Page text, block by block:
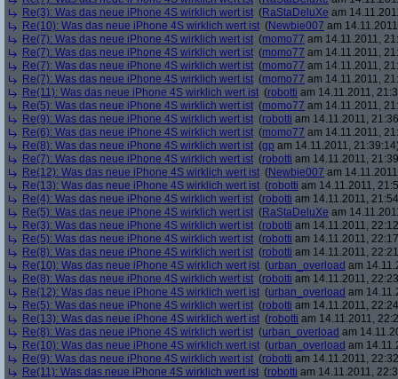
Re(3): Was das neue iPhone 4S wirklich wert ist (RaStaDeluXe am
Re(10): Was das neue iPhone 4S wirklich wert ist (Newbie007 am
Re(7): Was das neue iPhone 4S wirklich wert ist (momo77 am 14.11.2011,
Re(7): Was das neue iPhone 4S wirklich wert ist (momo77 am 14.11.2011,
Re(7): Was das neue iPhone 4S wirklich wert ist (momo77 am 14.11.2011,
Re(7): Was das neue iPhone 4S wirklich wert ist (momo77 am 14.11.2011,
Re(11): Was das neue iPhone 4S wirklich wert ist (robotti am 14.11.2011,
Re(5): Was das neue iPhone 4S wirklich wert ist (momo77 am 14.11.2011,
Re(9): Was das neue iPhone 4S wirklich wert ist (robotti am 14.11.2011,
Re(6): Was das neue iPhone 4S wirklich wert ist (momo77 am 14.11.2011,
Re(8): Was das neue iPhone 4S wirklich wert ist (gp am 14.11.2011,
Re(7): Was das neue iPhone 4S wirklich wert ist (robotti am 14.11.2011,
Re(12): Was das neue iPhone 4S wirklich wert ist (Newbie007 am
Re(13): Was das neue iPhone 4S wirklich wert ist (robotti am 14.11.2011,
Re(4): Was das neue iPhone 4S wirklich wert ist (robotti am 14.11.2011,
Re(5): Was das neue iPhone 4S wirklich wert ist (RaStaDeluXe am
Re(3): Was das neue iPhone 4S wirklich wert ist (robotti am 14.11.2011,
Re(5): Was das neue iPhone 4S wirklich wert ist (robotti am 14.11.2011,
Re(8): Was das neue iPhone 4S wirklich wert ist (robotti am 14.11.2011,
Re(10): Was das neue iPhone 4S wirklich wert ist (urban_overload am
Re(8): Was das neue iPhone 4S wirklich wert ist (robotti am 14.11.2011,
Re(12): Was das neue iPhone 4S wirklich wert ist (urban_overload am
Re(5): Was das neue iPhone 4S wirklich wert ist (robotti am 14.11.2011,
Re(13): Was das neue iPhone 4S wirklich wert ist (robotti am 14.11.2011,
Re(8): Was das neue iPhone 4S wirklich wert ist (urban_overload am
Re(10): Was das neue iPhone 4S wirklich wert ist (urban_overload am
Re(9): Was das neue iPhone 4S wirklich wert ist (robotti am 14.11.2011,
Re(11): Was das neue iPhone 4S wirklich wert ist (robotti am 14.11.2011,